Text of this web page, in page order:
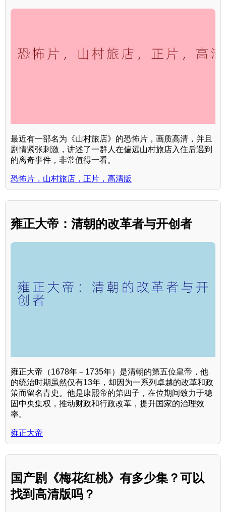
最近有一部名为《山村旅店》的恐怖片，画质高清，并且
剧情紧张刺激，讲述了一群人在偏远山村旅店入住后遇到
的离奇事件，非常值得一看。
恐怖片，山村旅店，正片，高清版
雍正大帝：清朝的改革者与开创者
雍正大帝（1678年－1735年）是清朝的第五位皇帝，他
的统治时期虽然仅有13年，却因为一系列卓越的改革和政
策而留名青史。他是康熙帝的第四子，在位期间致力于稳
固中央集权，推动财政和行政改革，提升国家的治理效
率。
雍正大帝
国产剧《梅花红桃》有多少集？可以
找到高清版吗？